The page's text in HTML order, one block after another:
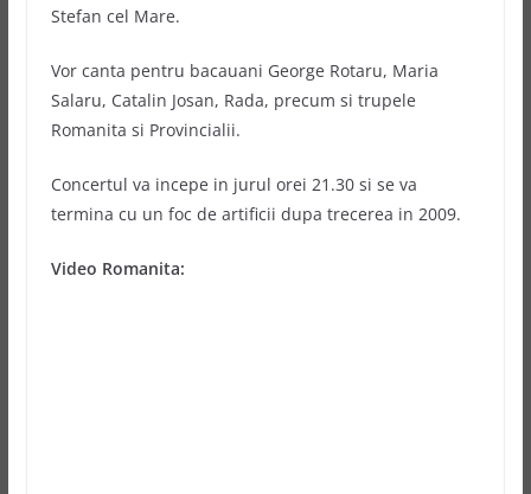
Stefan cel Mare.
Vor canta pentru bacauani George Rotaru, Maria
Salaru, Catalin Josan, Rada, precum si trupele
Romanita si Provincialii.
Concertul va incepe in jurul orei 21.30 si se va
termina cu un foc de artificii dupa trecerea in 2009.
Video Romanita: